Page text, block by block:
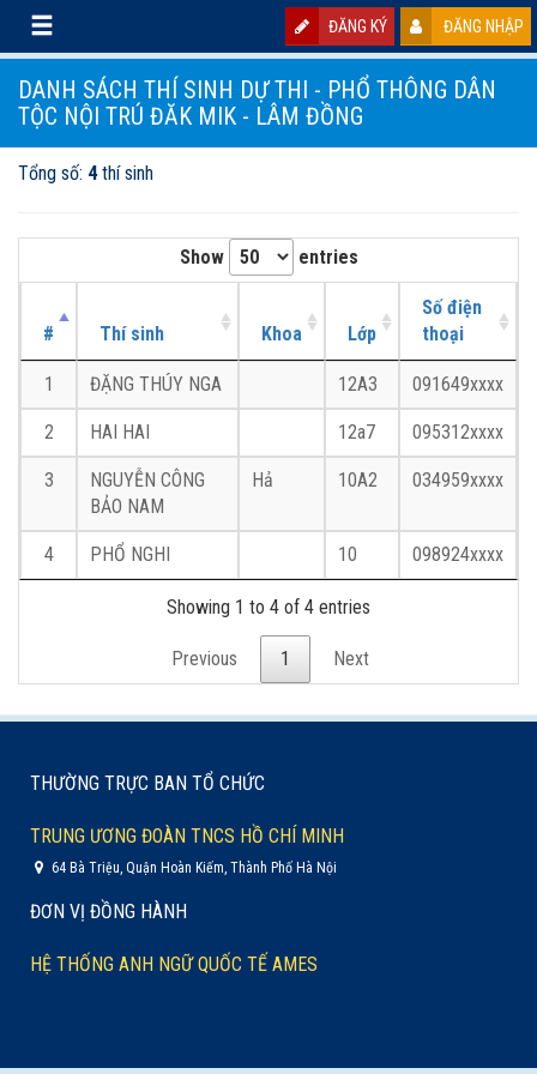
ĐĂNG KÝ ĐĂNG NHẬP
DANH SÁCH THÍ SINH DỰ THI - PHỔ THÔNG DÂN
TỘC NỘI TRÚ ĐĂK MIK - LÂM ĐỒNG
Tổng số: 4thí sinh
Show entries
# Thí sinh Khoa Lớp
Số điện
thoại
1 ĐẶNG THÚY NGA 12A3 091649xxxx
2 HAI HAI 12a7 095312xxxx
3
NGUYỄN CÔNG
BẢO NAM
Hả 10A2 034959xxxx
4 PHỔ NGHI 10 098924xxxx
Showing 1 to 4 of 4 entries
Previous 1 Next
THƯỜNG TRỰC BAN TỔ CHỨC
TRUNG ƯƠNG ĐOÀN TNCS HỒ CHÍ MINH
64 Bà Triệu, Quận Hoàn Kiếm, Thành Phố Hà Nội
ĐƠN VỊ ĐỒNG HÀNH
HỆ THỐNG ANH NGỮ QUỐC TẾ AMES